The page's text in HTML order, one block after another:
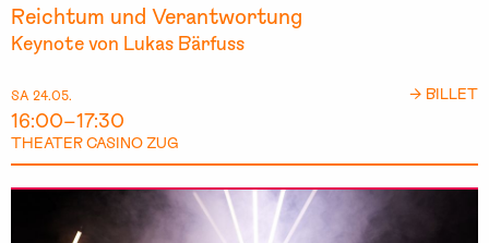
SA 24.05.
16:00–17:30
THEATER CASINO ZUG
Reichtum und Verantwortung
Keynote von Lukas Bärfuss
→ BILLET